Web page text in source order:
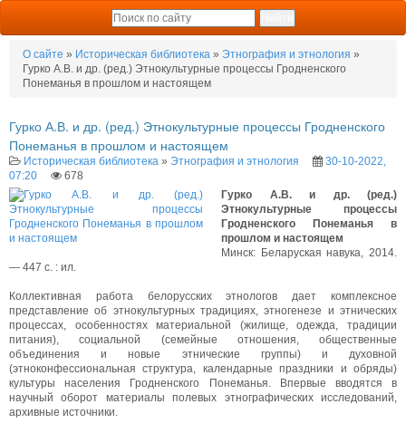
О сайте » Историческая библиотека » Этнография и этнология »
Гурко А.В. и др. (ред.) Этнокультурные процессы Гродненского
Понеманья в прошлом и настоящем
Гурко А.В. и др. (ред.) Этнокультурные процессы Гродненского
Понеманья в прошлом и настоящем
Историческая библиотека » Этнография и этнология
30-10-2022,
07:20
678
Гурко А.В. и др. (ред.)
Этнокультурные процессы
Гродненского Понеманья в
прошлом и настоящем
Минск: Беларуская навука, 2014.
— 447 с. : ил.
Коллективная работа белорусских этнологов дает комплексное
представление об этнокультурных традициях, этногенезе и этнических
процессах, особенностях материальной (жилище, одежда, традиции
питания), социальной (семейные отношения, общественные
объединения и новые этнические группы) и духовной
(этноконфессиональная структура, календарные праздники и обряды)
культуры населения Гродненского Понеманья. Впервые вводятся в
научный оборот материалы полевых этнографических исследований,
архивные источники.